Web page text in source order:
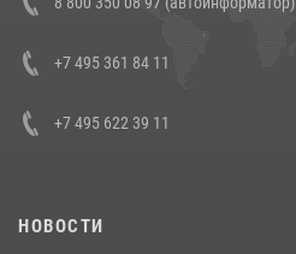
боевого опыта
+7 495 361 84 11
+7 495 622 39 11
НОВОСТИ